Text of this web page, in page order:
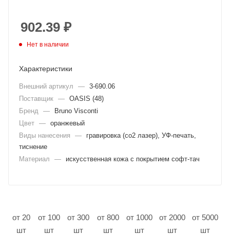
902.39 ₽
Нет в наличии
Характеристики
Внешний артикул — 3-690.06
Поставщик — OASIS (48)
Бренд
—
Bruno Visconti
Цвет — оранжевый
Виды нанесения
—
гравировка (co2 лазер), УФ-печать,
тиснение
Материал
— искусственная кожа с покрытием софт-тач
от 20
шт
от 100
шт
от 300
шт
от 800
шт
от 1000
шт
от 2000
шт
от 5000
шт